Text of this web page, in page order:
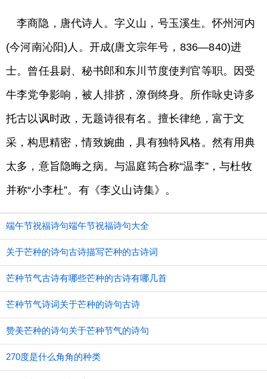
李商隐，唐代诗人。字义山，号玉溪生。怀州河内
(今河南沁阳)人。开成(唐文宗年号，836—840)进
士。曾任县尉、秘书郎和东川节度使判官等职。因受
牛李党争影响，被人排挤，潦倒终身。所作咏史诗多
托古以讽时政，无题诗很有名。擅长律绝，富于文
采，构思精密，情致婉曲，具有独特风格。然有用典
太多，意旨隐晦之病。与温庭筠合称“温李”，与杜牧
并称“小李杜”。有《李义山诗集》。
端午节祝福诗句端午节祝福诗句大全
关于芒种的诗句古诗描写芒种的古诗词
芒种节气古诗有哪些芒种的古诗有哪几首
芒种节气诗词关于芒种的诗句古诗
赞美芒种的诗句关于芒种节气的诗句
270度是什么角角的种类